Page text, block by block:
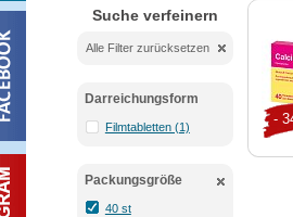
Suche verfeinern
Alle Filter zurücksetzen
Darreichungsform
Filmtabletten (1)
Packungsgröße
40 st
-